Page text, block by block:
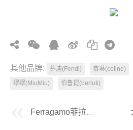
其他品牌: 芬迪(Fendi) 赛琳(celine)
缪缪(MiuMiu)
伯鲁提(berluti)